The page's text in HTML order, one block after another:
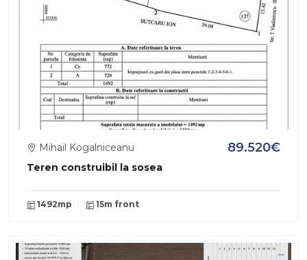
Teren construibil la sosea
Mihail Kogalniceanu 89.520€
1492mp 15m front